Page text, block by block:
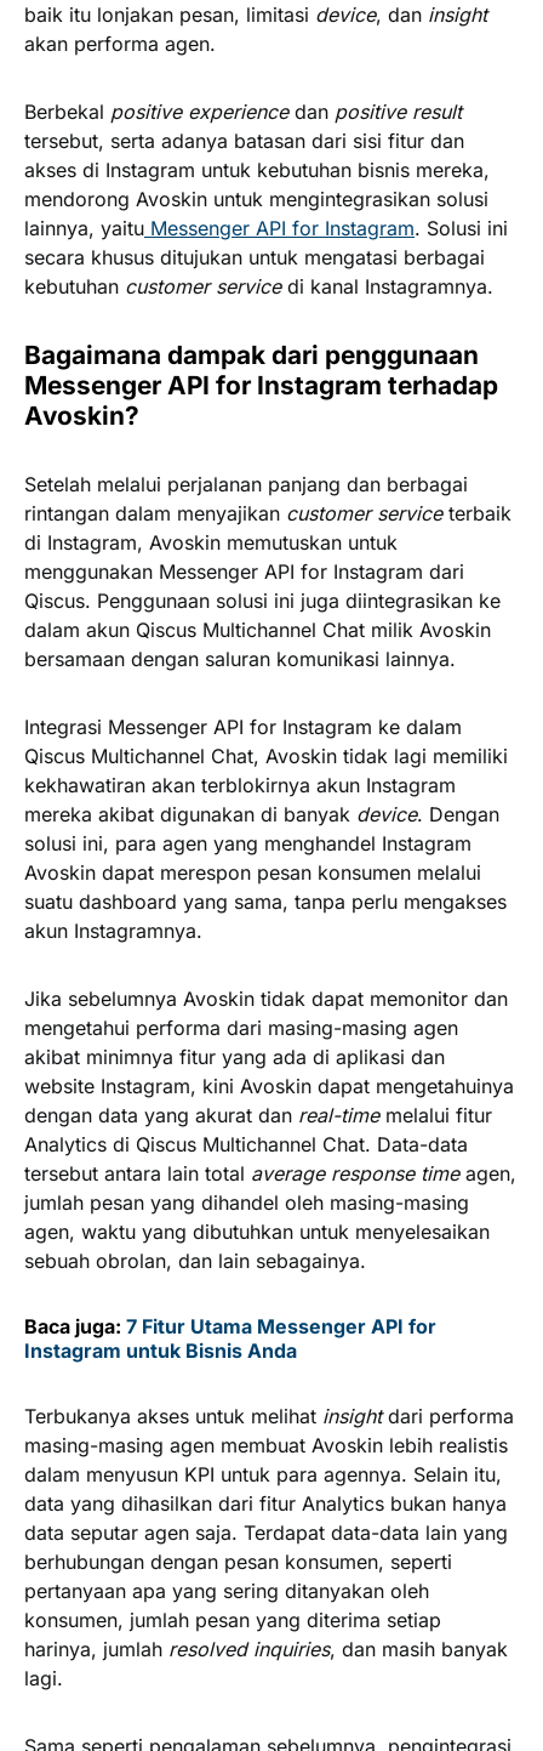
baik itu lonjakan pesan, limitasi device, dan insight
akan performa agen.
Berbekal positive experiencedan positive result
tersebut, serta adanya batasan dari sisi fitur dan
akses di Instagram untuk kebutuhan bisnis mereka,
mendorong Avoskin untuk mengintegrasikan solusi
lainnya, yaitu Messenger API for Instagram. Solusi ini
secara khusus ditujukan untuk mengatasi berbagai
kebutuhan customer servicedi kanal Instagramnya.
Bagaimana dampak dari penggunaan
Messenger API for Instagram terhadap
Avoskin?
Setelah melalui perjalanan panjang dan berbagai
rintangan dalam menyajikan customer serviceterbaik
di Instagram, Avoskin memutuskan untuk
menggunakan Messenger API for Instagram dari
Qiscus. Penggunaan solusi ini juga diintegrasikan ke
dalam akun Qiscus Multichannel Chat milik Avoskin
bersamaan dengan saluran komunikasi lainnya.
Integrasi Messenger API for Instagram ke dalam
Qiscus Multichannel Chat, Avoskin tidak lagi memiliki
kekhawatiran akan terblokirnya akun Instagram
mereka akibat digunakan di banyak device. Dengan
solusi ini, para agen yang menghandel Instagram
Avoskin dapat merespon pesan konsumen melalui
suatu dashboard yang sama, tanpa perlu mengakses
akun Instagramnya.
Jika sebelumnya Avoskin tidak dapat memonitor dan
mengetahui performa dari masing-masing agen
akibat minimnya fitur yang ada di aplikasi dan
website Instagram, kini Avoskin dapat mengetahuinya
dengan data yang akurat dan real-timemelalui fitur
Analytics di Qiscus Multichannel Chat. Data-data
tersebut antara lain total average response timeagen,
jumlah pesan yang dihandel oleh masing-masing
agen, waktu yang dibutuhkan untuk menyelesaikan
sebuah obrolan, dan lain sebagainya.
Baca juga: 7 Fitur Utama Messenger API for
Instagram untuk Bisnis Anda
Terbukanya akses untuk melihat insightdari performa
masing-masing agen membuat Avoskin lebih realistis
dalam menyusun KPI untuk para agennya. Selain itu,
data yang dihasilkan dari fitur Analytics bukan hanya
data seputar agen saja. Terdapat data-data lain yang
berhubungan dengan pesan konsumen, seperti
pertanyaan apa yang sering ditanyakan oleh
konsumen, jumlah pesan yang diterima setiap
harinya, jumlah resolved inquiries, dan masih banyak
lagi.
Sama seperti pengalaman sebelumnya, pengintegrasi